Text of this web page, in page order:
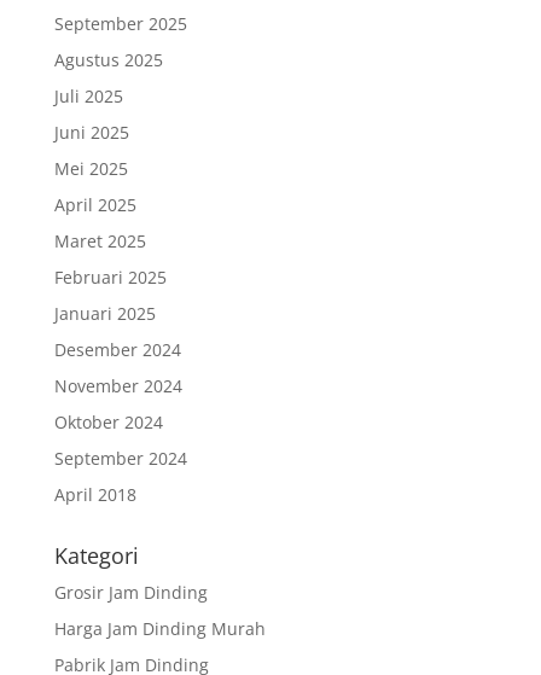
September 2025
Agustus 2025
Juli 2025
Juni 2025
Mei 2025
April 2025
Maret 2025
Februari 2025
Januari 2025
Desember 2024
November 2024
Oktober 2024
September 2024
April 2018
Kategori
Grosir Jam Dinding
Harga Jam Dinding Murah
Pabrik Jam Dinding